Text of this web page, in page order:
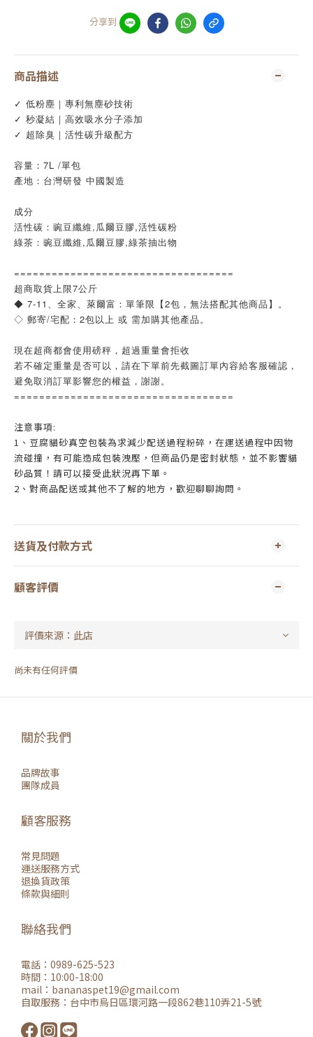
分享到
商品描述
✓ 低粉塵｜專利無塵砂技術
✓ 秒凝結｜高效吸水分子添加
✓ 超除臭｜活性碳升級配方
容量：7L /單包
產地：台灣研發 中國製造
成分
活性碳：豌豆纖維,瓜爾豆膠,活性碳粉
綠茶：豌豆纖維,瓜爾豆膠,綠茶抽出物
===================================
超商取貨上限7公斤
◆ 7-11、全家、萊爾富：單筆限【2包，無法搭配其他商品】。
◇ 郵寄/宅配：2包以上 或 需加購其他產品。
現在超商都會使用磅秤，超過重量會拒收
若不確定重量是否可以，請在下單前先截圖訂單內容給客服確認，
避免取消訂單影響您的權益，謝謝。
===================================
注意事項:
1、豆腐貓砂真空包裝為求減少配送過程粉碎，在運送過程中因物
流碰撞，有可能造成包裝洩壓，但商品仍是密封狀態，並不影響貓
砂品質！請可以接受此狀況再下單。
2、對商品配送或其他不了解的地方，歡迎聊聊詢問。
送貨及付款方式
顧客評價
尚未有任何評價
關於我們
品牌故事
團隊成員
顧客服務
常見問題
運送服務方式
退換貨政策
條款與細則
聯絡我們
電話：0989-625-523
時間：10:00-18:00
mail： bananaspet19@gmail.com
自取服務： 台中市烏日區環河路一段862巷110弄21-5號